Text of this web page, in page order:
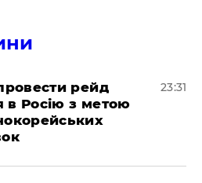
рейд
в Росію з метою
23:31